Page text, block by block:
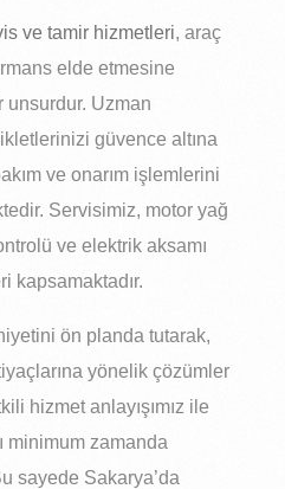
ve tamir hizmetleri, araç
elde etmesine
unsurdur. Uzman
güvence altına
ve onarım işlemlerini
Servisimiz, motor yağ
ve elektrik aksamı
kapsamaktadır.
ön planda tutarak,
yönelik çözümler
hizmet anlayışımız ile
minimum zamanda
sayede Sakarya’da